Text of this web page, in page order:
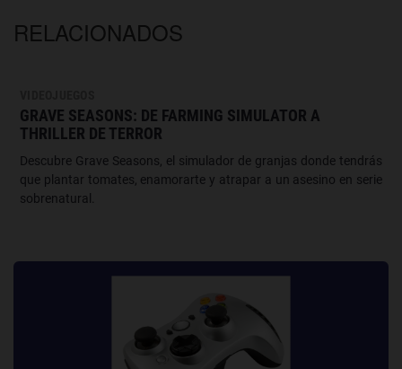
RELACIONADOS
GRAVE SEASONS: DE FARMING SIMULATOR A
THRILLER DE TERROR
Descubre Grave Seasons, el simulador de granjas donde tendrás
que plantar tomates, enamorarte y atrapar a un asesino en serie
sobrenatural.